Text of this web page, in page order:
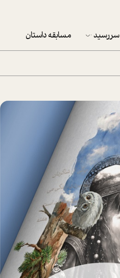
سررسید
پکيج نوروزي موفقيت
تقویم رومیزی
تقویم دیواری
مسابقه داستان